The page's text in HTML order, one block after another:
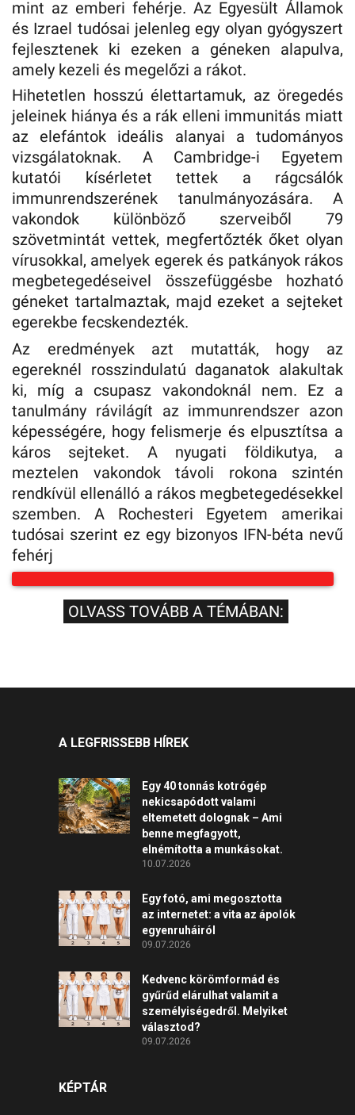
mint az emberi fehérje. Az Egyesült Államok
és Izrael tudósai jelenleg egy olyan gyógyszert
fejlesztenek ki ezeken a géneken alapulva,
amely kezeli és megelőzi a rákot.
Hihetetlen hosszú élettartamuk, az öregedés
jeleinek hiánya és a rák elleni immunitás miatt
az elefántok ideális alanyai a tudományos
vizsgálatoknak. A Cambridge-i Egyetem
kutatói kísérletet tettek a rágcsálók
immunrendszerének tanulmányozására. A
vakondok különböző szerveiből 79
szövetmintát vettek, megfertőzték őket olyan
vírusokkal, amelyek egerek és patkányok rákos
megbetegedéseivel összefüggésbe hozható
géneket tartalmaztak, majd ezeket a sejteket
egerekbe fecskendezték.
Az eredmények azt mutatták, hogy az
egereknél rosszindulatú daganatok alakultak
ki, míg a csupasz vakondoknál nem. Ez a
tanulmány rávilágít az immunrendszer azon
képességére, hogy felismerje és elpusztítsa a
káros sejteket. A nyugati földikutya, a
meztelen vakondok távoli rokona szintén
rendkívül ellenálló a rákos megbetegedésekkel
szemben. A Rochesteri Egyetem amerikai
tudósai szerint ez egy bizonyos IFN-béta nevű
fehérj
OLVASS TOVÁBB A TÉMÁBAN:
A LEGFRISSEBB HÍREK
Egy 40 tonnás kotrógép
nekicsapódott valami
eltemetett dolognak – Ami
benne megfagyott,
elnémította a munkásokat.
10.07.2026
Egy fotó, ami megosztotta
az internetet: a vita az ápolók
egyenruháiról
09.07.2026
Kedvenc körömformád és
gyűrűd elárulhat valamit a
személyiségedről. Melyiket
választod?
09.07.2026
KÉPTÁR